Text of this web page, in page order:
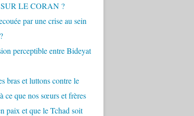
LE CORAN ?
par une crise au sein
perceptible entre Bideyat
bras et luttons contre le
ce que nos sœurs et frères
paix et que le Tchad soit